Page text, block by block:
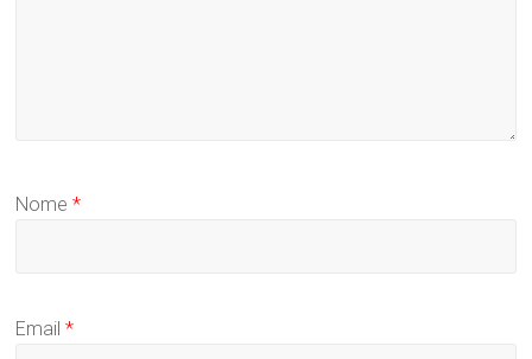
Nome*
Email*